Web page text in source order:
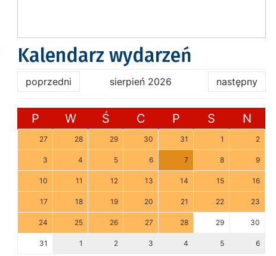
Kalendarz wydarzeń
poprzedni sierpień 2026 następny
P W Ś C P S N
27 28 29 30 31 1 2
3 4 5 6 7 8 9
10 11 12 13 14 15 16
17 18 19 20 21 22 23
24 25 26 27 28 29 30
31 1 2 3 4 5 6